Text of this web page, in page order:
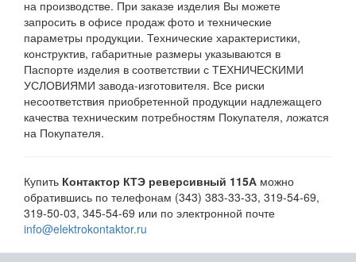
на производстве. При заказе изделия Вы можете
запросить в офисе продаж фото и технические
параметры продукции. Технические характеристики,
конструктив, габаритные размеры указываются в
Паспорте изделия в соответствии с ТЕХНИЧЕСКИМИ
УСЛОВИЯМИ завода-изготовителя. Все риски
несоответствия приобретенной продукции надлежащего
качества техническим потребностям Покупателя, ложатся
на Покупателя.
Купить Контактор КТЭ реверсивный 115А можно
обратившись по телефонам (343) 383-33-33, 319-54-69,
319-50-03, 345-54-69 или по электронной почте
info@elektrokontaktor.ru